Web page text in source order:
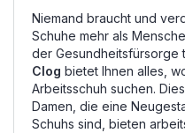
Niemand braucht und
Schuhe mehr als
der Gesundheitsfürsorge
Clog bietet Ihnen alles,
Arbeitsschuh suchen.
Damen, die eine
Schuhs sind, bieten